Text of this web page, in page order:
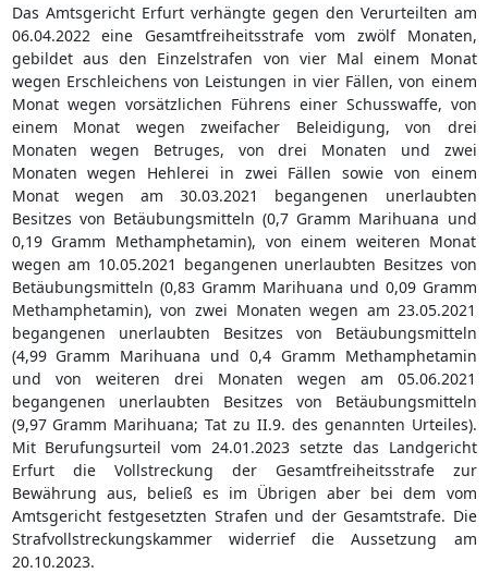
Das Amtsgericht Erfurt verhängte gegen den Verurteilten am
06.04.2022 eine Gesamtfreiheitsstrafe vom zwölf Monaten,
gebildet aus den Einzelstrafen von vier Mal einem Monat
wegen Erschleichens von Leistungen in vier Fällen, von einem
Monat wegen vorsätzlichen Führens einer Schusswaffe, von
einem Monat wegen zweifacher Beleidigung, von drei
Monaten wegen Betruges, von drei Monaten und zwei
Monaten wegen Hehlerei in zwei Fällen sowie von einem
Monat wegen am 30.03.2021 begangenen unerlaubten
Besitzes von Betäubungsmitteln (0,7 Gramm Marihuana und
0,19 Gramm Methamphetamin), von einem weiteren Monat
wegen am 10.05.2021 begangenen unerlaubten Besitzes von
Betäubungsmitteln (0,83 Gramm Marihuana und 0,09 Gramm
Methamphetamin), von zwei Monaten wegen am 23.05.2021
begangenen unerlaubten Besitzes von Betäubungsmitteln
(4,99 Gramm Marihuana und 0,4 Gramm Methamphetamin
und von weiteren drei Monaten wegen am 05.06.2021
begangenen unerlaubten Besitzes von Betäubungsmitteln
(9,97 Gramm Marihuana; Tat zu II.9. des genannten Urteiles).
Mit Berufungsurteil vom 24.01.2023 setzte das Landgericht
Erfurt die Vollstreckung der Gesamtfreiheitsstrafe zur
Bewährung aus, beließ es im Übrigen aber bei dem vom
Amtsgericht festgesetzten Strafen und der Gesamtstrafe. Die
Strafvollstreckungskammer widerrief die Aussetzung am
20.10.2023.